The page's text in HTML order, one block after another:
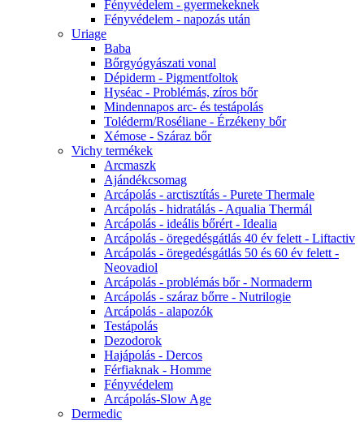
Fényvédelem - gyermekeknek
Fényvédelem - napozás után
Uriage
Baba
Bőrgyógyászati vonal
Dépiderm - Pigmentfoltok
Hyséac - Problémás, zíros bőr
Mindennapos arc- és testápolás
Toléderm/Roséliane - Érzékeny bőr
Xémose - Száraz bőr
Vichy termékek
Arcmaszk
Ajándékcsomag
Arcápolás - arctisztítás - Purete Thermale
Arcápolás - hidratálás - Aqualia Thermál
Arcápolás - ideális bőrért - Idealia
Arcápolás - öregedésgátlás 40 év felett - Liftactiv
Arcápolás - öregedésgátlás 50 és 60 év felett -
Neovadiol
Arcápolás - problémás bőr - Normaderm
Arcápolás - száraz bőrre - Nutrilogie
Arcápolás - alapozók
Testápolás
Dezodorok
Hajápolás - Dercos
Férfiaknak - Homme
Fényvédelem
Arcápolás-Slow Age
Dermedic